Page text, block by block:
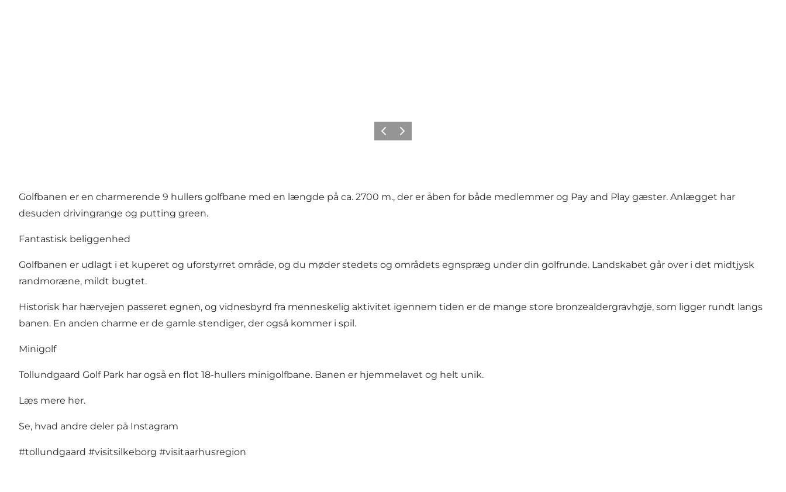
ForrigeNæste
Golfbanen er en charmerende 9 hullers golfbane med en længde på ca. 2700 m., der er åben for både medlemmer og Pay and Play gæster. Anlægget har
desuden drivingrange og putting green.
Fantastisk beliggenhed
Golfbanen er udlagt i et kuperet og uforstyrret område, og du møder stedets og områdets egnspræg under din golfrunde. Landskabet går over i det midtjysk
randmoræne, mildt bugtet.
Historisk har hærvejen passeret egnen, og vidnesbyrd fra menneskelig aktivitet igennem tiden er de mange store bronzealdergravhøje, som ligger rundt langs
banen. En anden charme er de gamle stendiger, der også kommer i spil.
Minigolf
Tollundgaard Golf Park har også en flot 18-hullers minigolfbane. Banen er hjemmelavet og helt unik.
Læs mere her.
Se, hvad andre deler på Instagram
#tollundgaard #visitsilkeborg #visitaarhusregion